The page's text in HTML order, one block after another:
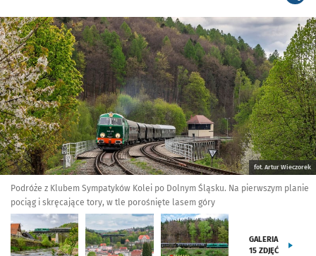
Kliknij, aby zobaczyć galerię
fot. Artur Wieczorek
Podróże z Klubem Sympatyków Kolei po Dolnym Śląsku. Na pierwszym planie
pociąg i skręcające tory, w tle porośnięte lasem góry
GALERIA
15 ZDJĘĆ